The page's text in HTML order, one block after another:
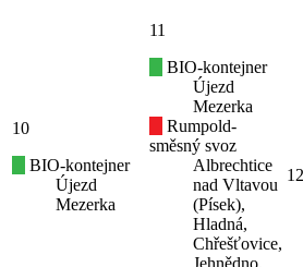
10
BIO-kontejner
Újezd
Mezerka
11
BIO-kontejner
Újezd
Mezerka
Rumpold-
směsný svoz
Albrechtice
nad Vltavou
(Písek),
Hladná,
Chřešťovice,
Jehnědno,
12